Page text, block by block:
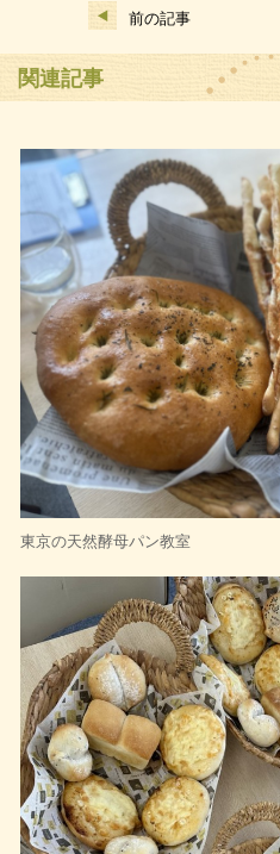
前の記事
関連記事
東京の天然酵母パン教室